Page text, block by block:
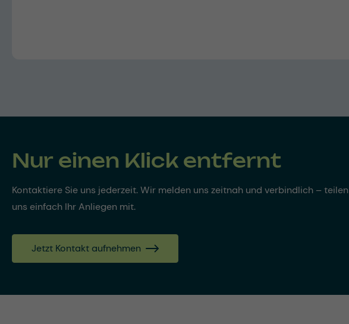
Nur einen Klick entfernt
Kontaktiere Sie uns jederzeit. Wir melden uns zeitnah und verbindlich –
uns einfach Ihr Anliegen mit.
Jetzt Kontakt aufnehmen